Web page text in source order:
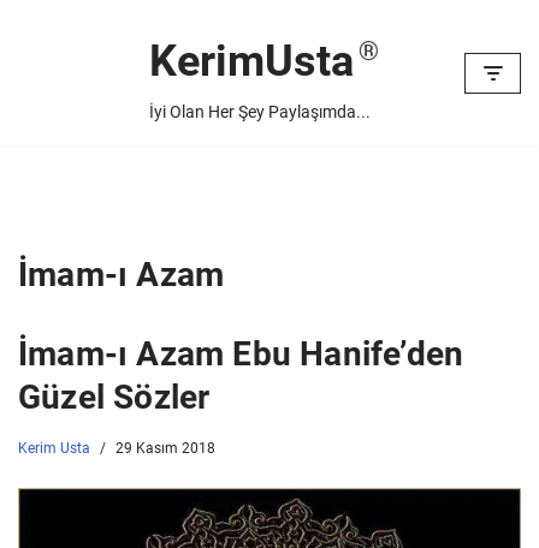
KerimUsta
İyi Olan Her Şey Paylaşımda...
İmam-ı Azam
İmam-ı Azam Ebu Hanife’den
Güzel Sözler
Kerim Usta 29 Kasım 2018